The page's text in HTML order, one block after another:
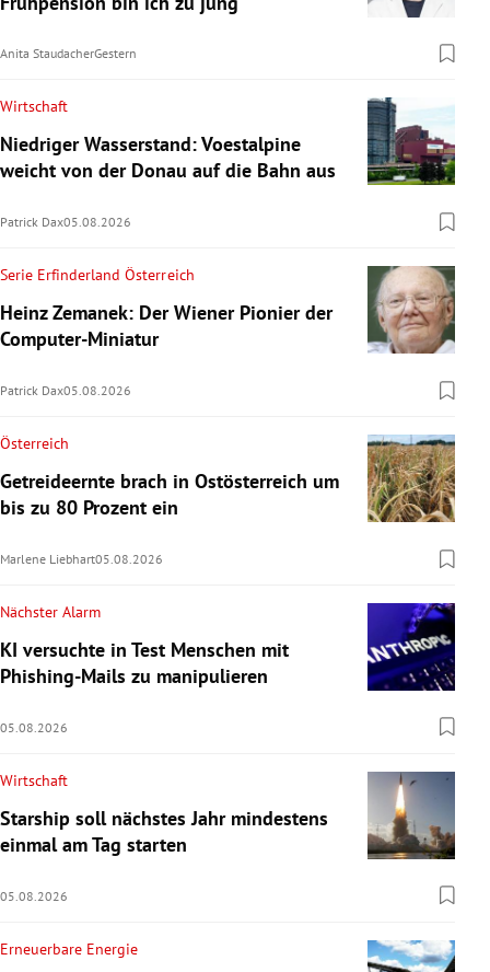
Anita StaudacherGestern
Wirtschaft
Niedriger Wasserstand: Voestalpine
weicht von der Donau auf die Bahn aus
Patrick Dax05.08.2026
Serie Erfinderland Österreich
Heinz Zemanek: Der Wiener Pionier der
Computer-Miniatur
Patrick Dax05.08.2026
Österreich
Getreideernte brach in Ostösterreich um
bis zu 80 Prozent ein
Marlene Liebhart05.08.2026
Nächster Alarm
KI versuchte in Test Menschen mit
Phishing-Mails zu manipulieren
05.08.2026
Wirtschaft
Starship soll nächstes Jahr mindestens
einmal am Tag starten
05.08.2026
Erneuerbare Energie